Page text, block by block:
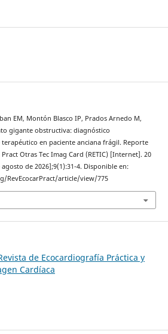
EM, Montón Blasco IP, Prados Arnedo M,
gigante obstructiva: diagnóstico
en paciente anciana frágil. Reporte
Otras Tec Imag Card (RETIC) [Internet]. 20
de 2026];9(1):31-4. Disponible en:
RevEcocarPract/article/view/775
de Ecocardiografía Práctica y
Cardíaca